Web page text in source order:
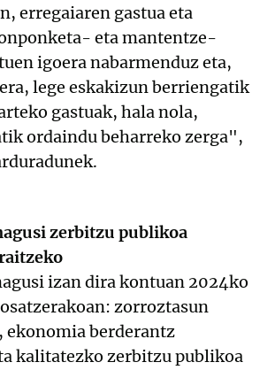
erregaiaren gastua eta
eta mantentze-
igoera nabarmenduz eta,
lege eskakizun berriengatik
gastuak, hala nola,
ordaindu beharreko zerga",
zerbitzu publikoa
izan dira kontuan 2024ko
zorroztasun
ekonomia berderantz
kalitatezko zerbitzu publikoa